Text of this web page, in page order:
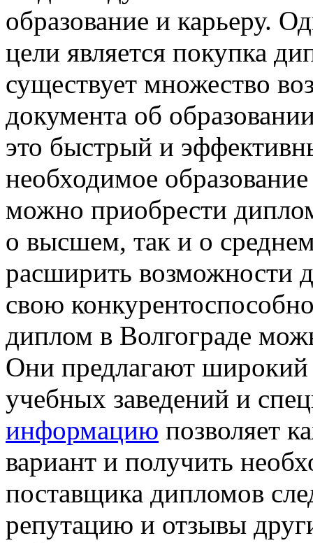
образование и карьеру.
цели является покупка
существует множество
документа об
это быстрый и
необходимое
можно приобрести
о высшем, так и о
расширить возможности
свою
диплом в Волгограде
Они предлагают
учебных заведений и
информацию позволяет
вариант и получить
поставщика дипломов
репутацию и отзывы